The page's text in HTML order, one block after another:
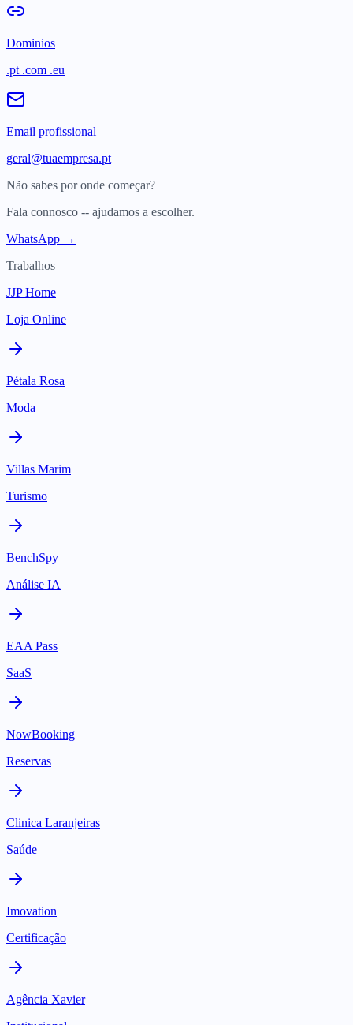
Dominios
.pt .com .eu
Email profissional
geral@tuaempresa.pt
Não sabes por onde começar?
Fala connosco -- ajudamos a escolher.
WhatsApp →
Trabalhos
JJP Home
Loja Online
Pétala Rosa
Moda
Villas Marim
Turismo
BenchSpy
Análise IA
EAA Pass
SaaS
NowBooking
Reservas
Clinica Laranjeiras
Saúde
Imovation
Certificação
Agência Xavier